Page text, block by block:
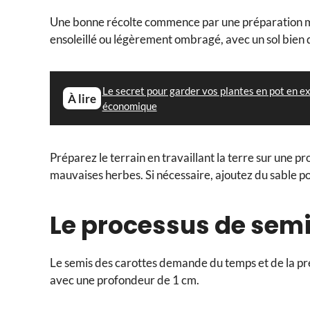
Une bonne récolte commence par une préparation
ensoleillé ou légèrement ombragé, avec un sol bien
À lire
Le secret pour garder vos plantes en pot en
économique
Préparez le terrain en travaillant la terre sur une
mauvaises herbes. Si nécessaire, ajoutez du sable
Le processus de
Le semis des carottes demande du temps et de la
avec une profondeur de 1 cm.